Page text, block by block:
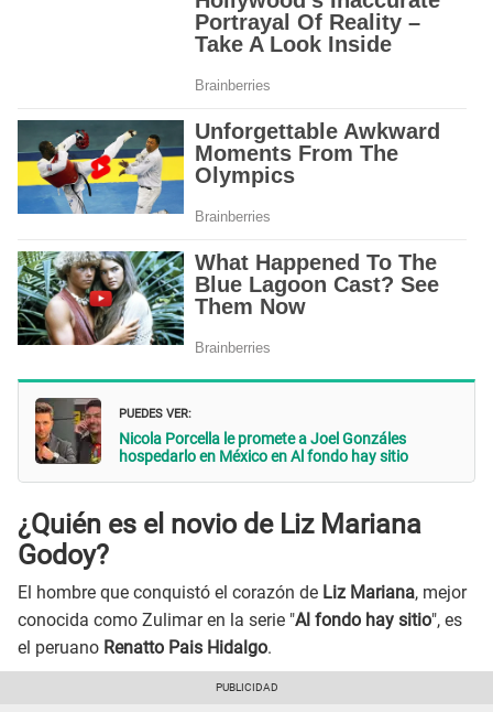
PUEDES VER:
Nicola Porcella le promete a Joel Gonzáles
hospedarlo en México en Al fondo hay sitio
¿Quién es el novio de Liz Mariana
Godoy?
El hombre que conquistó el corazón de Liz Mariana, mejor
conocida como Zulimar en la serie "Al fondo hay sitio", es
el peruano Renatto Pais Hidalgo.